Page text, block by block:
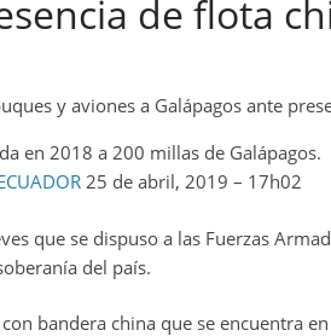
de flota
en 2018 a 200 millas de Galápagos.
25 de abril, 2019 – 17h02
que se dispuso a las Fuerzas
del país.
bandera china que se encuentra